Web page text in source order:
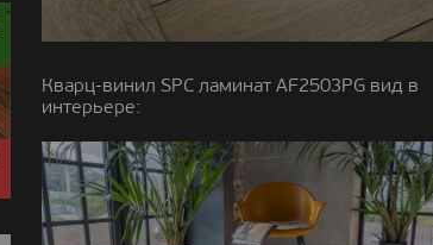
Кварц-винил SPC ламинат AF2503PG вид в
интерьере: